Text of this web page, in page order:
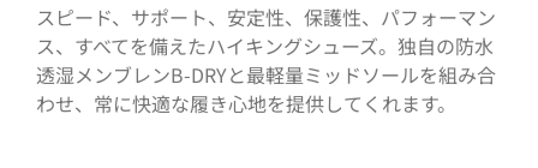
スピード、サポート、安定性、保護性、パフォーマン
ス、すべてを備えたハイキングシューズ。独自の防水
透湿メンブレンB-DRYと最軽量ミッドソールを組み合
わせ、常に快適な履き心地を提供してくれます。